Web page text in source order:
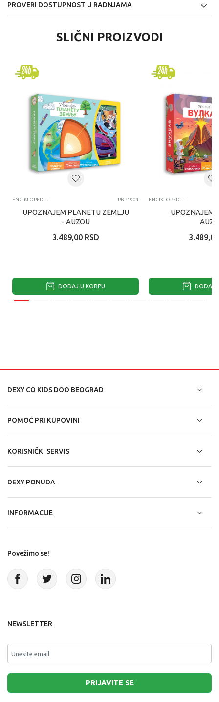
PROVERI DOSTUPNOST U RADNJAMA
SLIČNI PROIZVODI
ENCIKLOPEDIJE I OBRAZOVNE PBP1904
UPOZNAJEM PLANETU ZEMLJU
- AUZOU
3.489,00 RSD
DODAJ U KORPU
ENCIKLOPEDIJE I OBRAZOVNE
UPOZNAJEM
3.489,00
DODAJ
DEXY CO KIDS DOO BEOGRAD
POMOĆ PRI KUPOVINI
KORISNIČKI SERVIS
DEXY PONUDA
INFORMACIJE
Povežimo se!
NEWSLETTER
PRIJAVITE SE